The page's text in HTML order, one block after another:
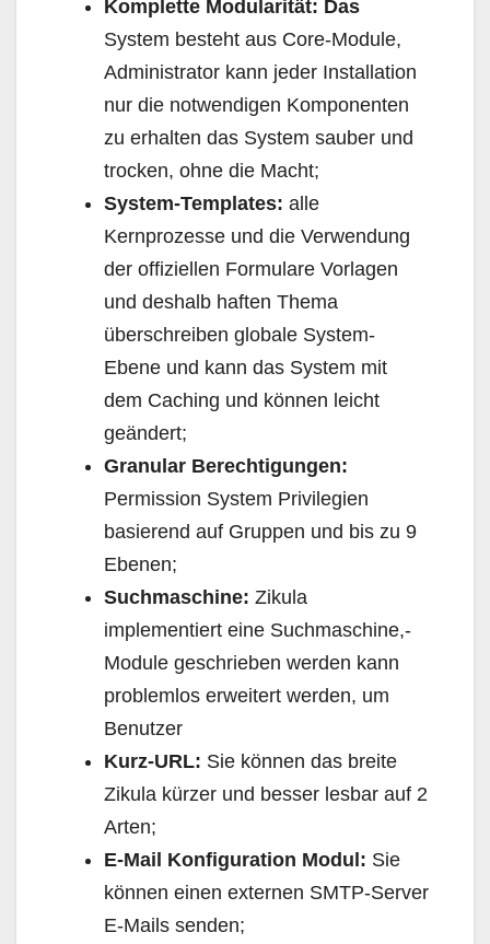
Komplette Modularität: Das
System besteht aus Core-Module,
Administrator kann jeder Installation
nur die notwendigen Komponenten
zu erhalten das System sauber und
trocken, ohne die Macht;
System-Templates: alle
Kernprozesse und die Verwendung
der offiziellen Formulare Vorlagen
und deshalb haften Thema
überschreiben globale System-
Ebene und kann das System mit
dem Caching und können leicht
geändert;
Granular Berechtigungen:
Permission System Privilegien
basierend auf Gruppen und bis zu 9
Ebenen;
Suchmaschine: Zikula
implementiert eine Suchmaschine,-
Module geschrieben werden kann
problemlos erweitert werden, um
Benutzer
Kurz-URL: Sie können das breite
Zikula kürzer und besser lesbar auf 2
Arten;
E-Mail Konfiguration Modul: Sie
können einen externen SMTP-Server
E-Mails senden;